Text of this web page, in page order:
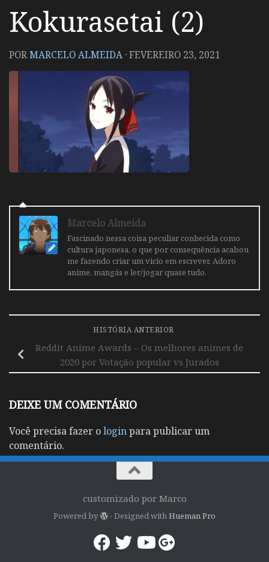
Kokurasetai (2)
PORMARCELO ALMEIDA ·FEVEREIRO 23, 2021
Marcelo Almeida
Fascinado nessa coisa peculiar conhecida como
cultura japonesa, o que por consequência acabou
me fazendo criar um vicio em escrever. Adoro
anime, mangás e ler/jogar quase tudo.
HISTÓRIA ANTERIOR
Reddit Anime Awards – Os melhores animes de
2020 por Votação popular vs Jurados
DEIXE UM COMENTÁRIO
Você precisa fazer ologinpara publicar um
comentário.
customizado por Marco
Powered by - Designed with Hueman Pro